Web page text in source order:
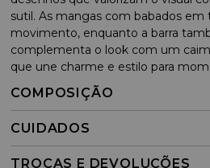
sutil. As mangas com babados em
movimento, enquanto a barra
complementa o look com um
que une charme e estilo para
COMPOSIÇÃO
CUIDADOS
TROCAS E DEVOLUÇÕES